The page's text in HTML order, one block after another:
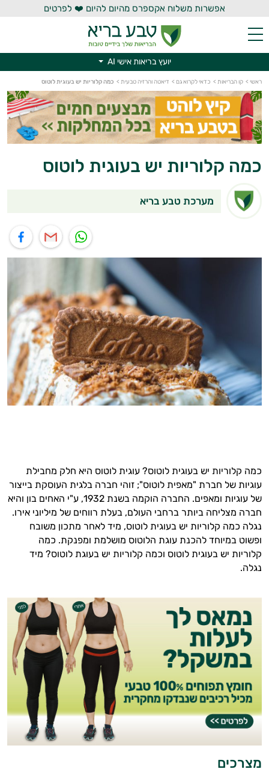
אפשרות משלוח אקספרס מהיום להיום ❤️ לפרטים
יועץ בריאות אישי AI
ראשי > קו הבריאות > כדאי לקרוא גם > דיאטה והרזיה טבעית > כמה קלוריות יש בעוגית לוטוס
כמה קלוריות יש בעוגית לוטוס
מערכת טבע בריא
כמה קלוריות יש בעוגית לוטוס? עוגית לוטוס היא חלק מחבילת
עוגיות של חברת "מאפית לוטוס"; זוהי חברה בלגית העוסקת בייצור
של עוגיות ומאפים. החברה הוקמה בשנת 1932, ע"י האחים בון והיא
חברה מצליחה ביותר ברחבי העולם, בעלת רווחים של מיליוני אירו.
נגלה כמה קלוריות יש בעוגית לוטוס, מיד לאחר מתכון משובח
ופשוט במיוחד להכנת עוגת הלוטוס מושלמת ומפנקת. כמה
קלוריות יש בעוגית לוטוס וכמה קלוריות יש בעוגת לוטוס? מיד
נגלה.
מצרכים
יועץ בריאות אישי AI